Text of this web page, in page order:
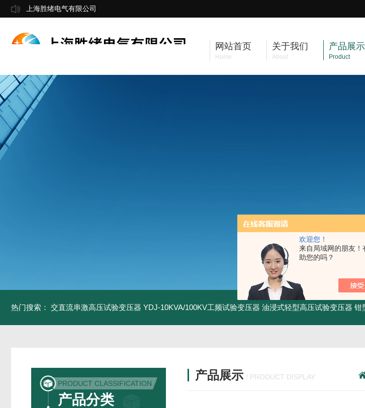
欢迎您！
来自局域网的朋友！
助您的吗？
上海胜绪电气有限公司
网站首页
Home
关于我们
About
产品展示
Product
热门搜索： 交直流串激高压试验变压器 YDJ-10KVA/100KV工频试验变压器 油浸式轻型高压试验变压器 钳
PRODUCT CLASSIFICATION
产品分类
产品展示 / PRODUCT DISPLAY